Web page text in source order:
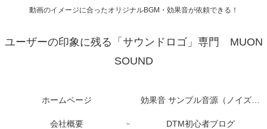
動画のイメージに合ったオリジナルBGM・効果音が依頼できる！
ユーザーの印象に残る「サウンドロゴ」専門 MUON
SOUND
ホームページ 効果音 サンプル音源（ノイズあ
り）DTM
会社概要 DTM初心者ブログ